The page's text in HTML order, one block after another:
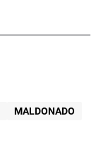
MALDONADO